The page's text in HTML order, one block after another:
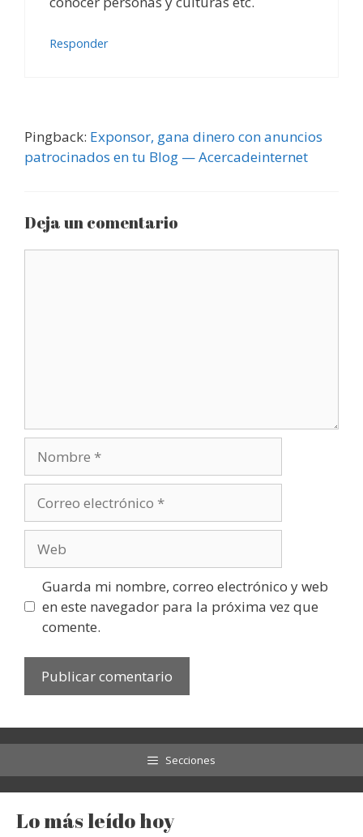
Responder
Pingback: Exponsor, gana dinero con anuncios
patrocinados en tu Blog — Acercadeinternet
Deja un comentario
electrónico
Guarda mi nombre, correo electrónico y web
en este navegador para la próxima vez que
comente.
Secciones
Lo más leído hoy